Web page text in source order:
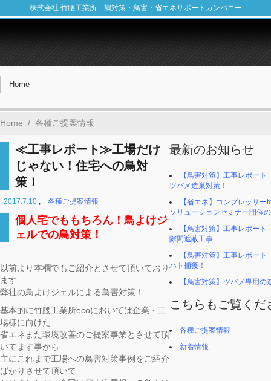
株式会社 竹腰工業所 鳩対策・鳥害・省エネサポートカンパニー
Home / 各種ご提案情報
≪工事レポート≫工場だけ
じゃない！住宅への鳥対
策！
2017.7.10 , 各種ご提案情報
個人宅でももちろん！鳥よけジ
ェルでの鳥対策！
以前より本欄でもご紹介とさせて頂いており
ます
弊社の鳥よけジェルによる鳥害対策！
基本的に竹腰工業所ecoにおいては企業・工
場様に向けた
省エネまた環境改善のご提案事業とさせて頂
いてます事から
主にこれまで工場への鳥害対策事例をご紹介
ばかりさせて頂いて
最新のお知らせ
【鳥害対策】工事レポー
ツバメ造巣対策！
【省エネ】コンプレッサ
ソリューションセミナー開催
【鳥害対策】工事レポ
隙間遮蔽工事
【鳥害対策】工事レポ
ハト捕獲！
【鳥害対策】ツバメ専用
こちらもご覧くだ
各種ご提案情報
新着情報